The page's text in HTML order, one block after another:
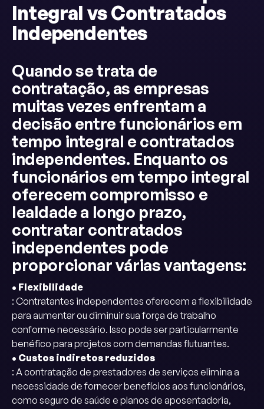
Integral vs Contratados
Independentes
Quando se trata de
contratação, as empresas
muitas vezes enfrentam a
decisão entre funcionários em
tempo integral e contratados
independentes. Enquanto os
funcionários em tempo integral
oferecem compromisso e
lealdade a longo prazo,
contratar contratados
independentes pode
proporcionar várias vantagens:
• Flexibilidade
: Contratantes independentes oferecem a flexibilidade
para aumentar ou diminuir sua força de trabalho
conforme necessário. Isso pode ser particularmente
benéfico para projetos com demandas flutuantes.
• Custos indiretos reduzidos
: A contratação de prestadores de serviços elimina a
necessidade de fornecer benefícios aos funcionários,
como seguro de saúde e planos de aposentadoria,